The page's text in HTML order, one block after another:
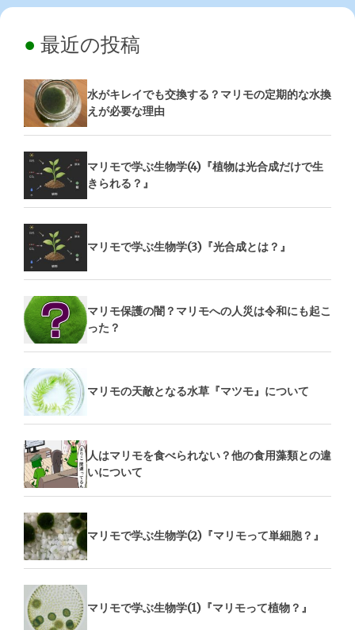
最近の投稿
水がキレイでも交換する？マリモの定期的な水換
えが必要な理由
マリモで学ぶ生物学(4)『植物は光合成だけで生
きられる？』
マリモで学ぶ生物学(3)『光合成とは？』
マリモ保護の闇？マリモへの人災は令和にも起こ
った？
マリモの天敵となる水草『マツモ』について
人はマリモを食べられない？他の食用藻類との違
いについて
マリモで学ぶ生物学(2)『マリモって単細胞？』
マリモで学ぶ生物学(1)『マリモって植物？』